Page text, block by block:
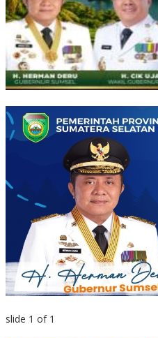
slide 1 of 1